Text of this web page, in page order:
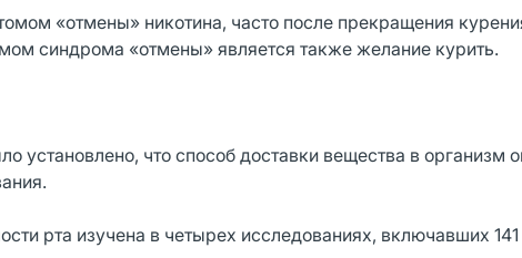
«отмены» никотина, часто после прекращения
синдрома «отмены» является также желание курить.
установлено, что способ доставки вещества в организм
рта изучена в четырех исследованиях, включавших 141